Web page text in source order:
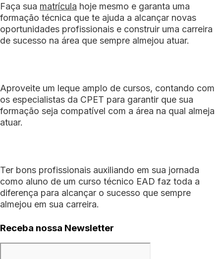
Faça sua matrícula hoje mesmo e garanta uma
formação técnica que te ajuda a alcançar novas
oportunidades profissionais e construir uma carreira
de sucesso na área que sempre almejou atuar.
Aproveite um leque amplo de cursos, contando com
os especialistas da CPET para garantir que sua
formação seja compatível com a área na qual almeja
atuar.
Ter bons profissionais auxiliando em sua jornada
como aluno de um curso técnico EAD faz toda a
diferença para alcançar o sucesso que sempre
almejou em sua carreira.
Receba nossa Newsletter